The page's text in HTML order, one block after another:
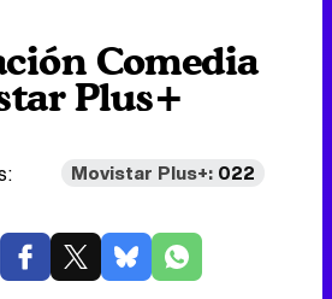
Comedia
Plus+
Movistar Plus+: 022